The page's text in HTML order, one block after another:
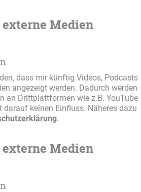
Medien
dass mir künftig Videos, Podcasts
angezeigt werden. Dadurch werden
an Drittplattformen wie z.B. YouTube
keinen Einfluss. Näheres dazu
.
Medien